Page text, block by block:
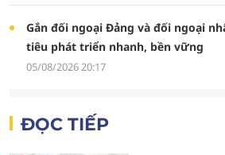
Gắn đối ngoại Đảng và đối ngoại
tiêu phát triển nhanh, bền vững
05/08/2026 20:17
ĐỌC TIẾP